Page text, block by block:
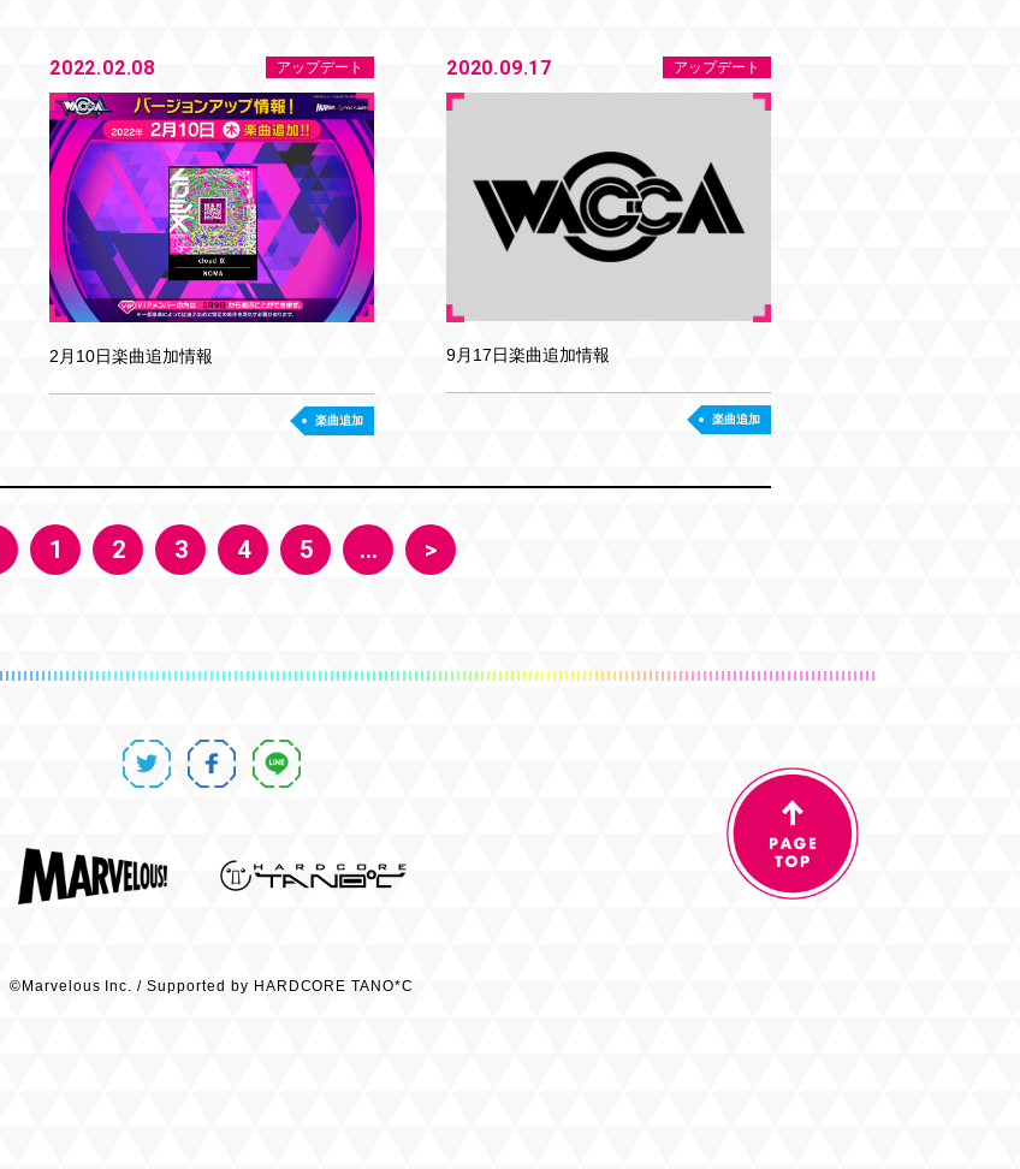
2022.02.08 アップデート
2月10日楽曲追加情報
楽曲追加
2020.09.17 アップデート
9月17日楽曲追加情報
楽曲追加
1 2 3 4 5 … >
©Marvelous Inc. /Supported by HARDCORE TANO*C